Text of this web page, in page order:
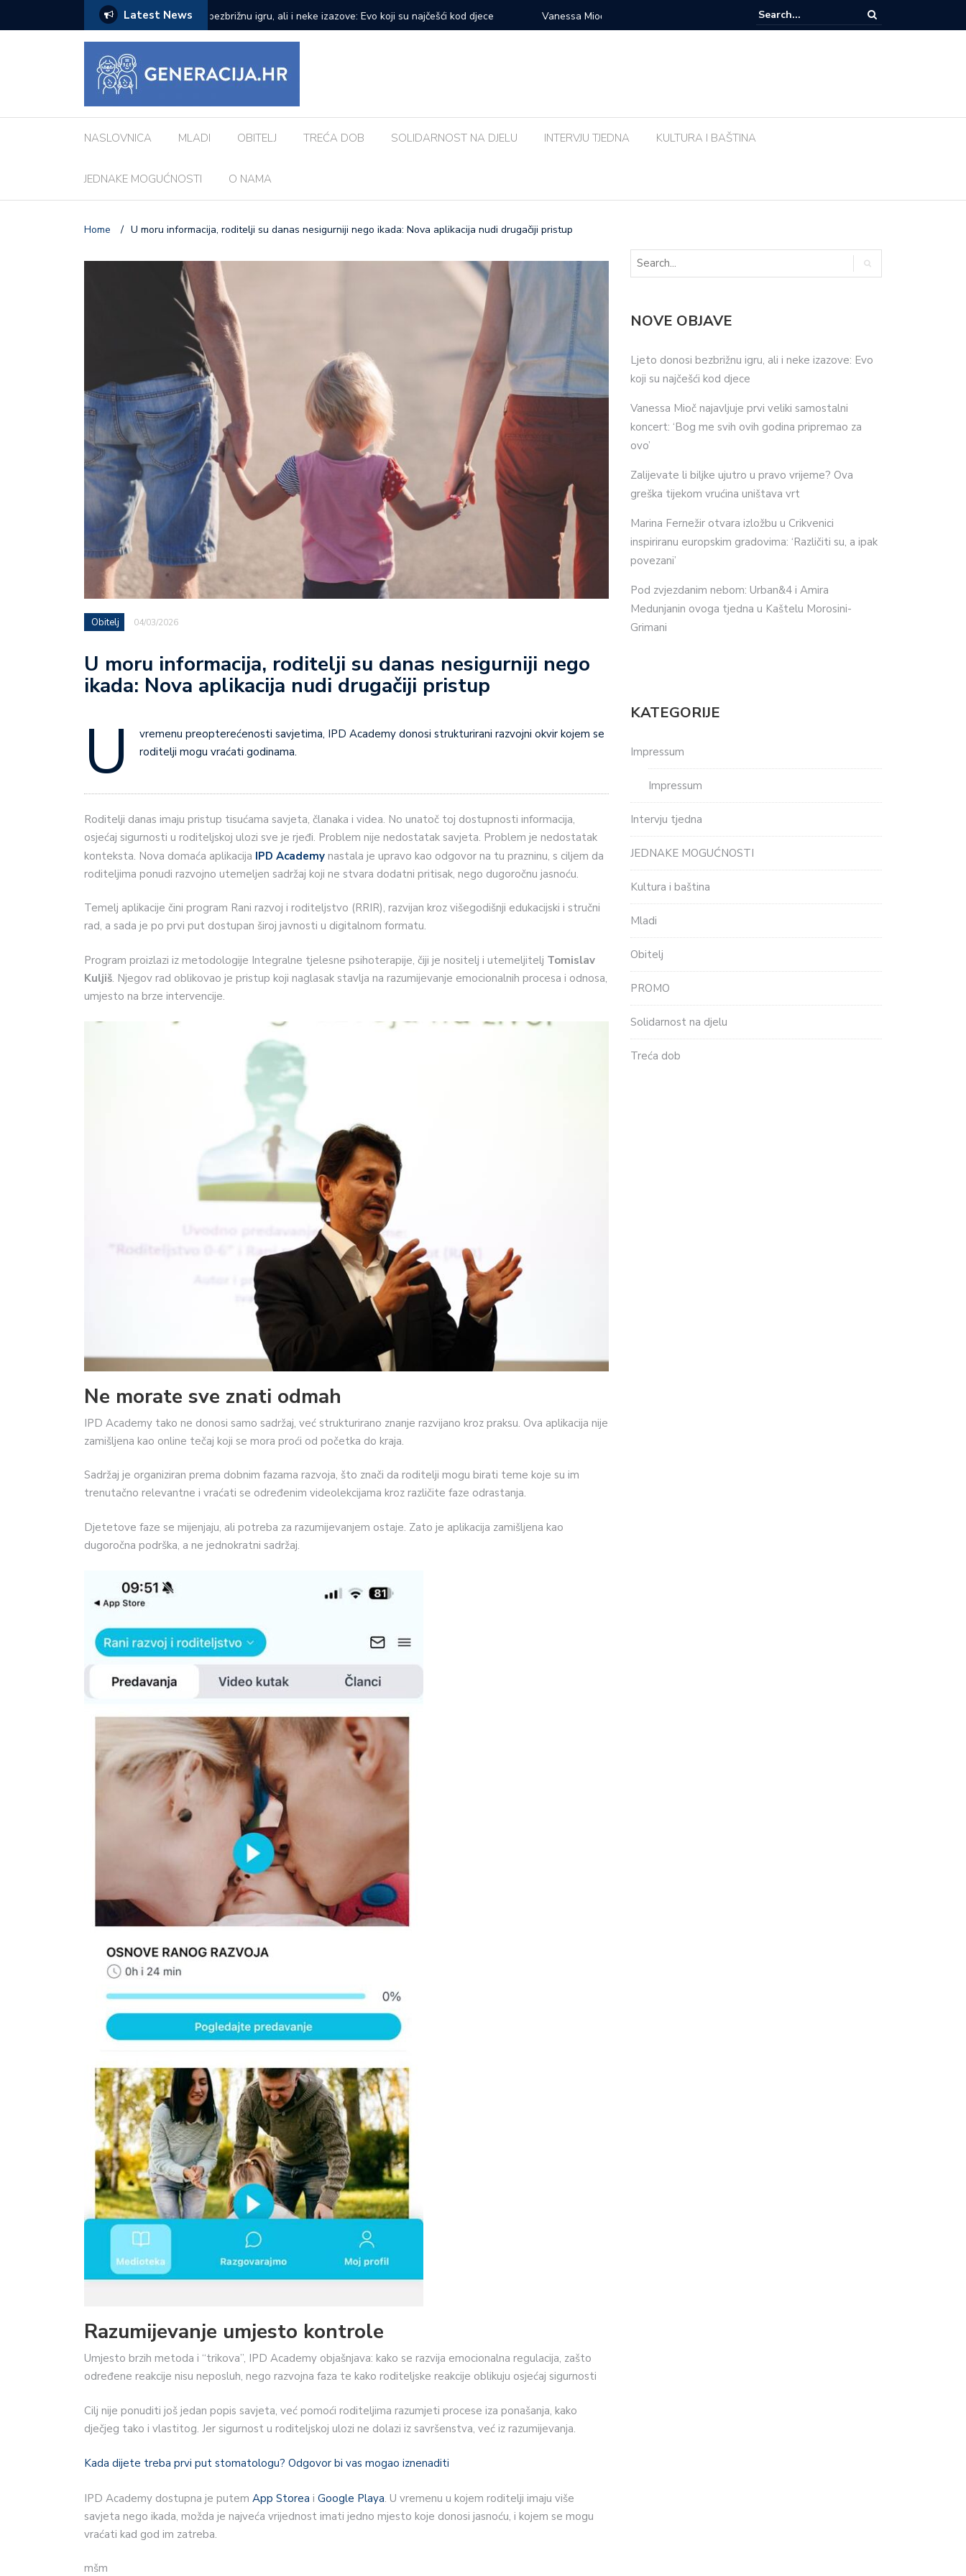
Latest News
Evo koji su najčešći kod djece
Vanessa Mioč najavljuje prvi veliki samostalni koncert: ‘Bog me svih ovih godina
pripremao za ovo’
Zalijevate li biljke ujutro u pravo vrijeme? Ova greška tijekom vrućina uništava
NASLOVNICA MLADI OBITELJ TREĆA DOB SOLIDARNOST NA DJELU INTERVJU TJEDNA KULTURA I BAŠTINA
JEDNAKE MOGUĆNOSTI O NAMA
Home / U moru informacija, roditelji su danas nesigurniji nego ikada: Nova aplikacija nudi drugačiji pristup
Obitelj 04/03/2026
U moru informacija, roditelji su danas nesigurniji nego
ikada: Nova aplikacija nudi drugačiji pristup
U
vremenu preopterećenosti savjetima, IPD Academy donosi strukturirani razvojni okvir kojem se
roditelji mogu vraćati godinama.
Roditelji danas imaju pristup tisućama savjeta, članaka i videa. No unatoč toj dostupnosti informacija,
osjećaj sigurnosti u roditeljskoj ulozi sve je rjeđi. Problem nije nedostatak savjeta. Problem je nedostatak
konteksta. Nova domaća aplikacija IPD Academy nastala je upravo kao odgovor na tu prazninu, s ciljem da
roditeljima ponudi razvojno utemeljen sadržaj koji ne stvara dodatni pritisak, nego dugoročnu jasnoću.
Temelj aplikacije čini program Rani razvoj i roditeljstvo (RRIR), razvijan kroz višegodišnji edukacijski i stručni
rad, a sada je po prvi put dostupan široj javnosti u digitalnom formatu.
Program proizlazi iz metodologije Integralne tjelesne psihoterapije, čiji je nositelj i utemeljitelj Tomislav
Kuljiš. Njegov rad oblikovao je pristup koji naglasak stavlja na razumijevanje emocionalnih procesa i odnosa,
umjesto na brze intervencije.
Ne morate sve znati odmah
IPD Academy tako ne donosi samo sadržaj, već strukturirano znanje razvijano kroz praksu. Ova aplikacija nije
zamišljena kao online tečaj koji se mora proći od početka do kraja.
Sadržaj je organiziran prema dobnim fazama razvoja, što znači da roditelji mogu birati teme koje su im
trenutačno relevantne i vraćati se određenim videolekcijama kroz različite faze odrastanja.
Djetetove faze se mijenjaju, ali potreba za razumijevanjem ostaje. Zato je aplikacija zamišljena kao
dugoročna podrška, a ne jednokratni sadržaj.
Razumijevanje umjesto kontrole
Umjesto brzih metoda i “trikova”, IPD Academy objašnjava: kako se razvija emocionalna regulacija, zašto
određene reakcije nisu neposluh, nego razvojna faza te kako roditeljske reakcije oblikuju osjećaj sigurnosti
Cilj nije ponuditi još jedan popis savjeta, već pomoći roditeljima razumjeti procese iza ponašanja, kako
dječjeg tako i vlastitog. Jer sigurnost u roditeljskoj ulozi ne dolazi iz savršenstva, već iz razumijevanja.
Kada dijete treba prvi put stomatologu? Odgovor bi vas mogao iznenaditi
IPD Academy dostupna je putem App Storea i Google Playa. U vremenu u kojem roditelji imaju više
savjeta nego ikada, možda je najveća vrijednost imati jedno mjesto koje donosi jasnoću, i kojem se mogu
vraćati kad god im zatreba.
mšm
NOVE OBJAVE
Ljeto donosi bezbrižnu igru, ali i neke izazove: Evo
koji su najčešći kod djece
Vanessa Mioč najavljuje prvi veliki samostalni
koncert: ‘Bog me svih ovih godina pripremao za
ovo’
Zalijevate li biljke ujutro u pravo vrijeme? Ova
greška tijekom vrućina uništava vrt
Marina Fernežir otvara izložbu u Crikvenici
inspiriranu europskim gradovima: ‘Različiti su, a ipak
povezani’
Pod zvjezdanim nebom: Urban&4 i Amira
Medunjanin ovoga tjedna u Kaštelu Morosini-
Grimani
KATEGORIJE
Impressum
Impressum
Intervju tjedna
JEDNAKE MOGUĆNOSTI
Kultura i baština
Mladi
Obitelj
PROMO
Solidarnost na djelu
Treća dob